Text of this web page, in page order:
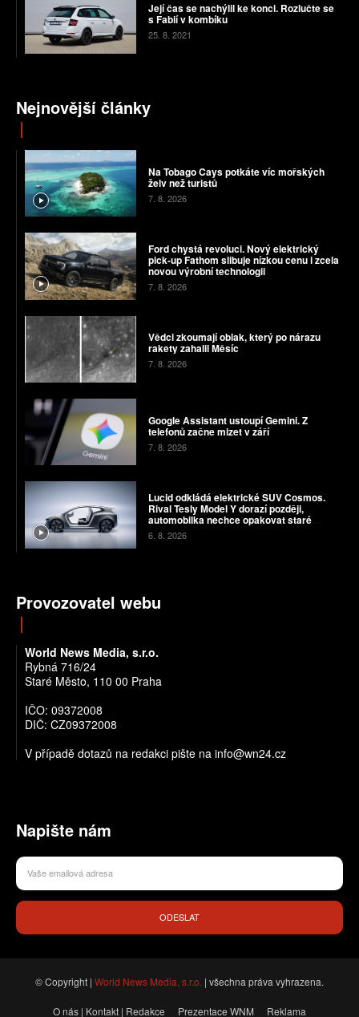
Její čas se nachýlil ke konci. Rozlučte se
s Fabií v kombíku
25. 8. 2021
Nejnovější články
Na Tobago Cays potkáte víc mořských
želv než turistů
7. 8. 2026
Ford chystá revoluci. Nový elektrický
pick-up Fathom slibuje nízkou cenu i zcela
novou výrobní technologii
7. 8. 2026
Vědci zkoumají oblak, který po nárazu
rakety zahalil Měsíc
7. 8. 2026
Google Assistant ustoupí Gemini. Z
telefonů začne mizet v září
7. 8. 2026
Lucid odkládá elektrické SUV Cosmos.
Rival Tesly Model Y dorazí později,
automobilka nechce opakovat staré
chyby
6. 8. 2026
Provozovatel webu
World News Media, s.r.o.
Rybná 716/24
Staré Město, 110 00 Praha
IČO: 09372008
DIČ: CZ09372008
V případě dotazů na redakci pište na info@wn24.cz
Napište nám
ODESLAT
© Copyright | World News Media, s.r.o. | všechna práva vyhrazena.
O nás | Kontakt | Redakce Prezentace WNM Reklama